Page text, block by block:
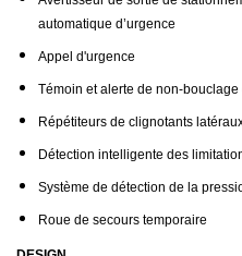
automatique d’urgence
Appel d'urgence
Témoin et alerte de non-
Répétiteurs de clignotants
Détection intelligente des
Système de détection de la
Roue de secours temporaire